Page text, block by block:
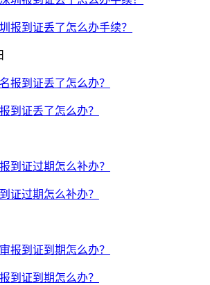
报到证丢了怎么办手续？
到证丢了怎么办？
证过期怎么补办？
到证到期怎么办？